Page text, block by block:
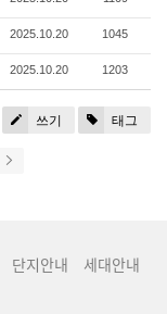
2025.10.20 1045
2025.10.20 1203
쓰기 태그
단지안내
세대안내